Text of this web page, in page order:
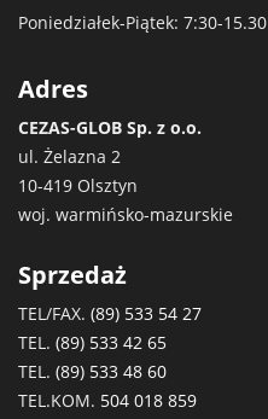
Poniedziałek-Piątek: 7:30-15.30
Adres
CEZAS-GLOB Sp. z o.o.
ul. Żelazna 2
10-419 Olsztyn
woj. warmińsko-mazurskie
Sprzedaż
TEL/FAX. (89) 533 54 27
TEL. (89) 533 42 65
TEL. (89) 533 48 60
TEL.KOM. 504 018 859